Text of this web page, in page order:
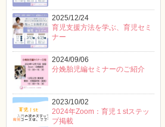
2025/12/24
育児支援方法を学ぶ、育児セミ
ナー
2024/09/06
分娩胎児編セミナーのご紹介
2023/10/02
2024年Zoom：育児１stステッ
プ掲載